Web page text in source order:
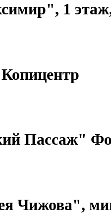
1
Пассаж"
Чижова",